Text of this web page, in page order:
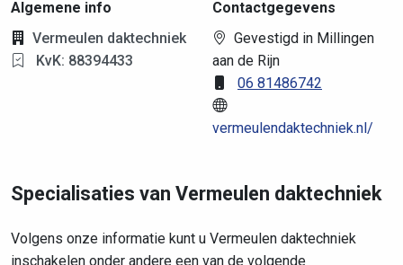
Algemene info
Vermeulen daktechniek
KvK: 88394433
Contactgegevens
Gevestigd in Millingen
aan de Rijn
06 81486742
vermeulendaktechniek.nl/
Specialisaties van Vermeulen daktechniek
Volgens onze informatie kunt u Vermeulen daktechniek
inschakelen onder andere een van de volgende